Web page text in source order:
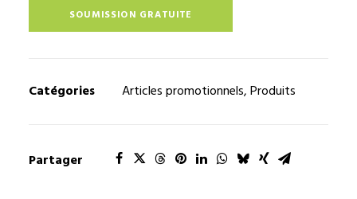
SOUMISSION GRATUITE
Catégories Articles promotionnels,Produits
Partager